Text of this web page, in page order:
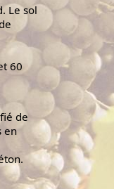
Le sol
60
de
en